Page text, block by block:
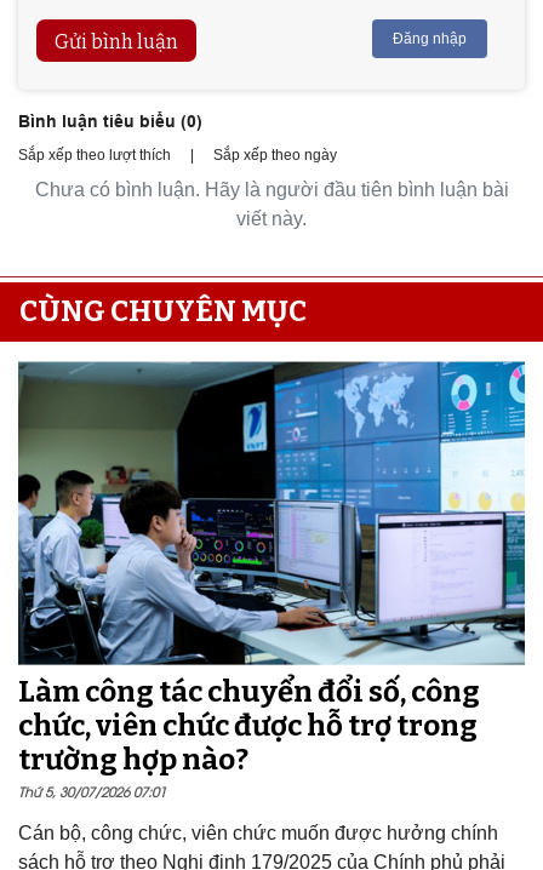
Gửi bình luận Đăng nhập
Bình luận tiêu biểu (0)
Sắp xếp theo lượt thích Sắp xếp theo ngày
Chưa có bình luận. Hãy là người đầu tiên bình luận bài
viết này.
CÙNG CHUYÊN MỤC
Làm công tác chuyển đổi số, công
chức, viên chức được hỗ trợ trong
trường hợp nào?
Thứ 5, 30/07/2026 07:01
Cán bộ, công chức, viên chức muốn được hưởng chính
sách hỗ trợ theo Nghị định 179/2025 của Chính phủ phải